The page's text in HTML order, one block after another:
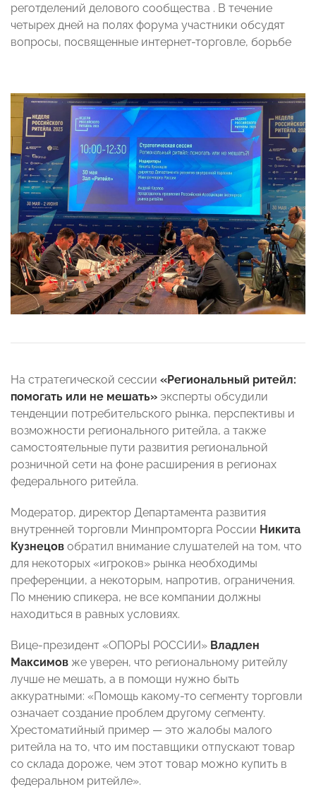
реготделений делового сообщества . В течение
четырех дней на полях форума участники обсудят
вопросы, посвященные интернет-торговле, борьбе
На стратегической сессии «Региональный ритейл:
помогать или не мешать» эксперты обсудили
тенденции потребительского рынка, перспективы и
возможности регионального ритейла, а также
самостоятельные пути развития региональной
розничной сети на фоне расширения в регионах
федерального ритейла.
Модератор, директор Департамента развития
внутренней торговли Минпромторга России Никита
Кузнецов обратил внимание слушателей на том, что
для некоторых «игроков» рынка необходимы
преференции, а некоторым, напротив, ограничения.
По мнению спикера, не все компании должны
находиться в равных условиях.
Вице-президент «ОПОРЫ РОССИИ» Владлен
Максимов же уверен, что региональному ритейлу
лучше не мешать, а в помощи нужно быть
аккуратными: «Помощь какому-то сегменту торговли
означает создание проблем другому сегменту.
Хрестоматийный пример — это жалобы малого
ритейла на то, что им поставщики отпускают товар
со склада дороже, чем этот товар можно купить в
федеральном ритейле».